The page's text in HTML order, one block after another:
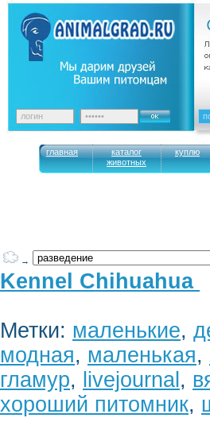
главная
каталог
животных
куплю
→
Kennel Chihuahua
Метки: маленькие,
модная, маленькая,
гламур, livejournal ,
хороший питомник,